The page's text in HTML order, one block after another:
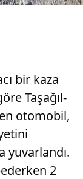
bir kaza
Taşağıl-
otomobil,
yuvarlandı.
2